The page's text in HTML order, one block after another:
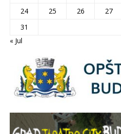
24
25 26 27
31
« Jul